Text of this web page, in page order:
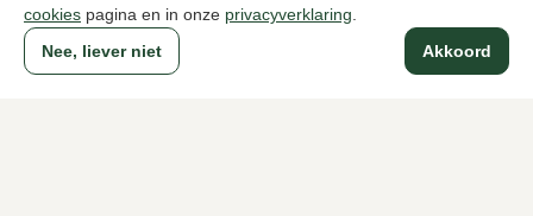
cookies pagina en in onze privacyverklaring
Akkoord
Nee, liever niet